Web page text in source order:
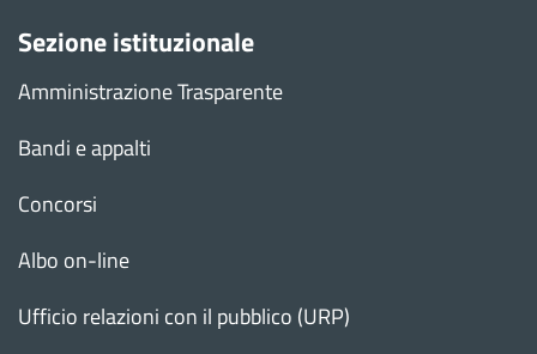
Sezione istituzionale
Amministrazione Trasparente
Bandi e appalti
Concorsi
Albo on-line
Ufficio relazioni con il pubblico (URP)